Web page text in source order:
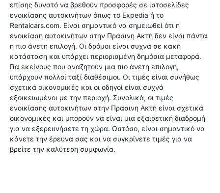
επίσης δυνατό να βρεθούν προσφορές σε ιστοσελίδες
ενοικίασης αυτοκινήτων όπως το Expedia ή το
Rentalcars.com. Είναι σημαντικό να σημειωθεί ότι η
ενοικίαση αυτοκινήτων στην Πράσινη Ακτή δεν είναι πάντα
η πιο άνετη επιλογή. Οι δρόμοι είναι συχνά σε κακή
κατάσταση και υπάρχει περιορισμένη δημόσια μεταφορά.
Για εκείνους που αναζητούν μια πιο άνετη επιλογή,
υπάρχουν πολλοί ταξί διαθέσιμοι. Οι τιμές είναι συνήθως
σχετικά οικονομικές και οι οδηγοί είναι συχνά
εξοικειωμένοι με την περιοχή. Συνολικά, οι τιμές
ενοικίασης αυτοκινήτων στην Πράσινη Ακτή είναι σχετικά
οικονομικές και μπορούν να είναι μια εξαιρετική διαδρομή
για να εξερευνήσετε τη χώρα. Ωστόσο, είναι σημαντικό να
κάνετε την έρευνά σας και να συγκρίνετε τιμές για να
βρείτε την καλύτερη συμφωνία.